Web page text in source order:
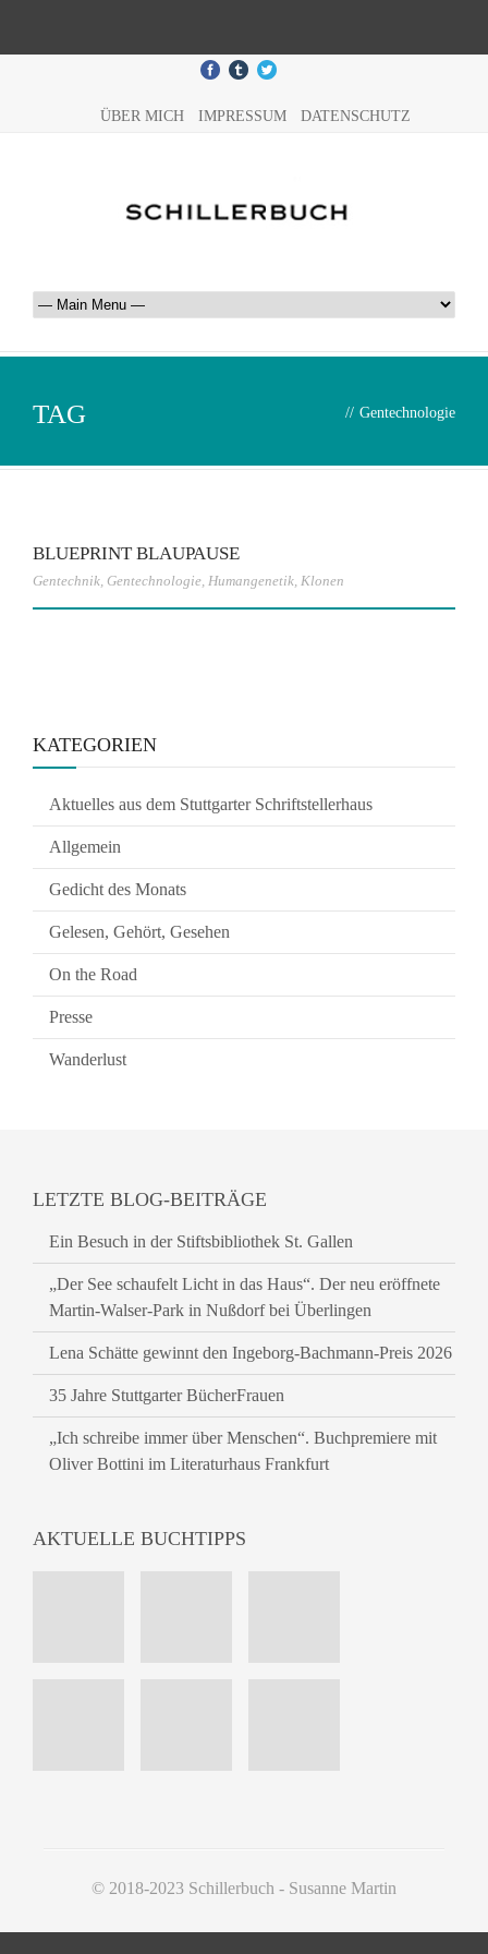
ÜBER MICH IMPRESSUM DATENSCHUTZ
TAG // Gentechnologie
BLUEPRINT BLAUPAUSE
Gentechnik, Gentechnologie, Humangenetik, Klonen
KATEGORIEN
Aktuelles aus dem Stuttgarter Schriftstellerhaus
Allgemein
Gedicht des Monats
Gelesen, Gehört, Gesehen
On the Road
Presse
Wanderlust
LETZTE BLOG-BEITRÄGE
Ein Besuch in der Stiftsbibliothek St. Gallen
„Der See schaufelt Licht in das Haus“. Der neu eröffnete
Martin-Walser-Park in Nußdorf bei Überlingen
Lena Schätte gewinnt den Ingeborg-Bachmann-Preis 2026
35 Jahre Stuttgarter BücherFrauen
„Ich schreibe immer über Menschen“. Buchpremiere mit
Oliver Bottini im Literaturhaus Frankfurt
AKTUELLE BUCHTIPPS
© 2018-2023 Schillerbuch - Susanne Martin